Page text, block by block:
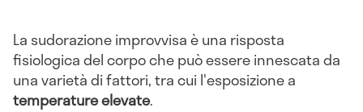
La sudorazione improvvisa è una risposta
fisiologica del corpo che può essere innescata da
una varietà di fattori, tra cui l'esposizione a
temperature elevate.